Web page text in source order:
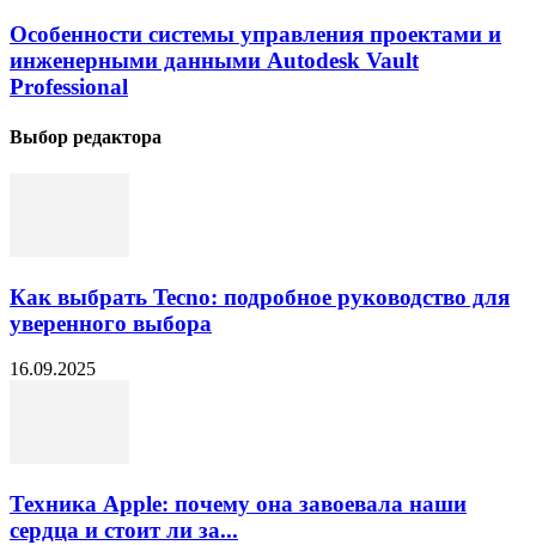
Особенности системы управления проектами и
инженерными данными Autodesk Vault
Professional
Выбор редактора
Как выбрать Tecno: подробное руководство для
уверенного выбора
16.09.2025
Техника Apple: почему она завоевала наши
сердца и стоит ли за...